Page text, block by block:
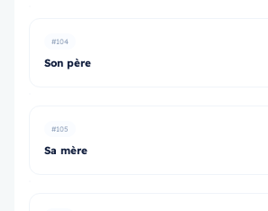
#104
Son père
#105
Sa mère